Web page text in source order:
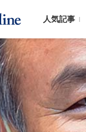
人気記事